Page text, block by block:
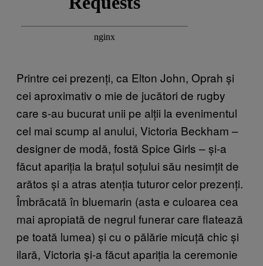
Printre cei prezenți, ca Elton John, Oprah și
cei aproximativ o mie de jucători de rugby
care s-au bucurat unii pe alții la evenimentul
cel mai scump al anului, Victoria Beckham –
designer de modă, fostă Spice Girls – și-a
făcut apariția la brațul soțului său nesimțit de
arătos și a atras atenția tuturor celor prezenți.
Îmbrăcată în bluemarin (asta e culoarea cea
mai apropiată de negrul funerar care flatează
pe toată lumea) și cu o pălărie micuță chic și
ilară, Victoria și-a făcut apariția la ceremonie